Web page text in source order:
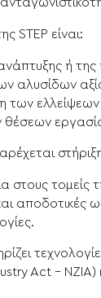
STEP​ είναι:
ή
αλυσίδων
των
θέσεων
στους
αποδοτικές
Act – NZIA)